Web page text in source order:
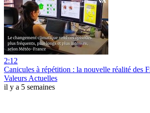
2:12
Canicules à répétition : la nouvelle réalité des
Valeurs Actuelles
il y a 5 semaines